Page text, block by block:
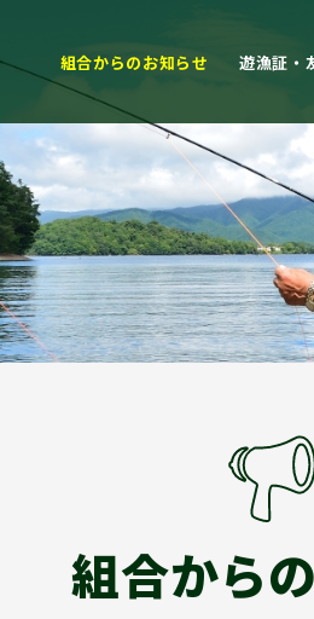
組合からのお知らせ 遊漁証・
組合から